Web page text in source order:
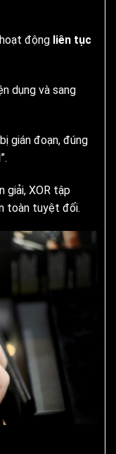
động liên tục
dụng và sang
gián đoạn, đúng
giải, XOR tập
toàn tuyệt đối.